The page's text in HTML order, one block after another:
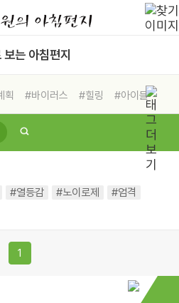
보는 아침편지
획 #바이러스 #힐링
#아이들
교
#열등감 #노이로제 #엄격
1